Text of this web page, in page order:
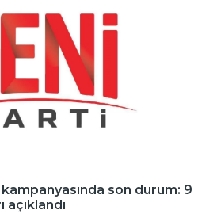
son durum: 9
açıklandı